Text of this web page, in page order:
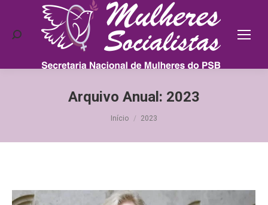
Search:
Arquivo Anual: 2023
Você está aqui:
Início 2023